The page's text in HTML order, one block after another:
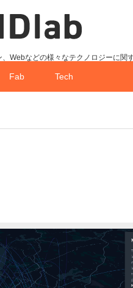
Webなどの様々なテクノロジーに関
Fab Tech